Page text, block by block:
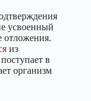
усвоенный
отложения.
из
в
организм